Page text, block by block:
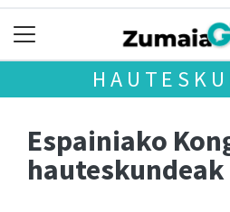
Espainiako
hauteskundeak